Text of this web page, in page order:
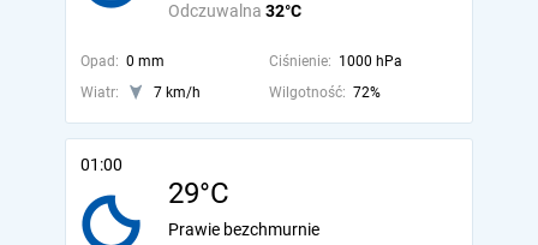
Odczuwalna 32°C
Opad: 0 mm Ciśnienie: 1000 hPa
Wiatr:
7 km/h Wilgotność: 72%
01:00
29°C
Prawie bezchmurnie